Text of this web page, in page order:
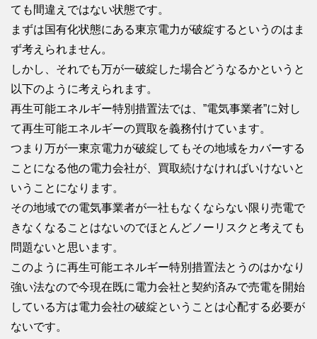
ても間違えではない状態です。
まずは国有化状態にある東京電力が破綻するというのはま
ず考えられません。
しかし、それでも万が一破綻した場合どうなるかというと
以下のように考えられます。
再生可能エネルギー特別措置法では、”電気事業者”に対し
て再生可能エネルギーの買取を義務付けています。
つまり万が一東京電力が破綻してもその地域をカバーする
ことになる他の電力会社が、買取続けなければいけないと
いうことになります。
その地域での電気事業者が一社もなくならない限り売電で
きなくなることはないのでほとんどノーリスクと考えても
問題ないと思います。
このように再生可能エネルギー特別措置法とうのはかなり
強い法なので今現在既に電力会社と契約済みで売電を開始
している方は電力会社の破綻ということは心配する必要が
ないです。